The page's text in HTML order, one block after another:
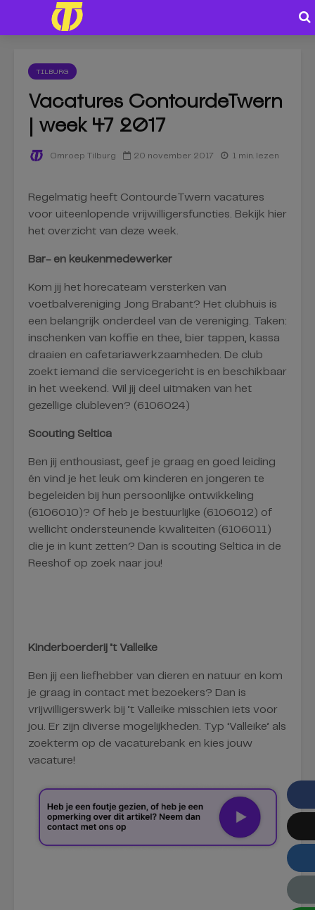
TILBURG
Vacatures ContourdeTwern
| week 47 2017
Omroep Tilburg 20 november 2017 1 min. lezen
Regelmatig heeft ContourdeTwern vacatures
voor uiteenlopende vrijwilligersfuncties. Bekijk hier
het overzicht van deze week.
Bar- en keukenmedewerker
Kom jij het horecateam versterken van
voetbalvereniging Jong Brabant? Het clubhuis is
een belangrijk onderdeel van de vereniging. Taken:
inschenken van koffie en thee, bier tappen, kassa
draaien en cafetariawerkzaamheden. De club
zoekt iemand die servicegericht is en beschikbaar
in het weekend. Wil jij deel uitmaken van het
gezellige clubleven? (6106024)
Scouting Seltica
Ben jij enthousiast, geef je graag en goed leiding
én vind je het leuk om kinderen en jongeren te
begeleiden bij hun persoonlijke ontwikkeling
(6106010)? Of heb je bestuurlijke (6106012) of
wellicht ondersteunende kwaliteiten (6106011)
die je in kunt zetten? Dan is scouting Seltica in de
Reeshof op zoek naar jou!
Kinderboerderij ’t Valleike
Ben jij een liefhebber van dieren en natuur en kom
je graag in contact met bezoekers? Dan is
vrijwilligerswerk bij ’t Valleike misschien iets voor
jou. Er zijn diverse mogelijkheden. Typ ‘Valleike’ als
zoekterm op de vacaturebank en kies jouw
vacature!